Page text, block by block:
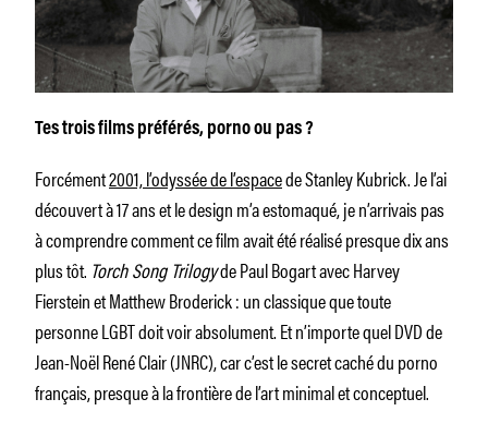
Tes trois films préférés, porno ou pas ?
Forcément2001, l’odyssée de l’espacede Stanley Kubrick. Je l’ai
découvert à 17 ans et le design m’a estomaqué, je n’arrivais pas
à comprendre comment ce film avait été réalisé presque dix ans
plus tôt. Torch Song Trilogyde Paul Bogart avec Harvey
Fierstein et Matthew Broderick : un classique que toute
personne LGBT doit voir absolument. Et n’importe quel DVD de
Jean-Noël René Clair (JNRC), car c’est le secret caché du porno
français, presque à la frontière de l’art minimal et conceptuel.